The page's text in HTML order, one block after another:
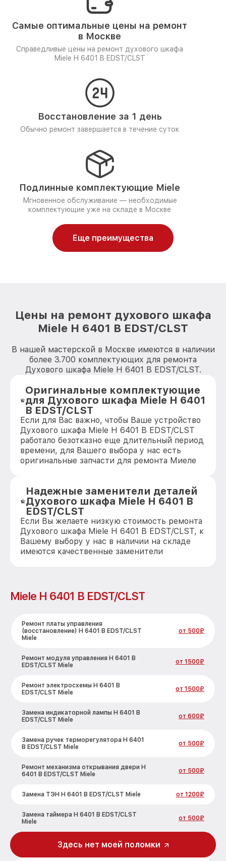
Самые оптимальные цены на ремонт
в Москве
Справедливые цены на ремонт духового шкафа
Miele H 6401 B EDST/CLST
Восстановление за 1 день
Обычно ремонт завершается в течение суток
Подлинные комплектующие Miele
Мгновенное обслуживание — необходимые
комплектующие уже на складе в Москве
Еще преимущества
Цены на ремонт духового шкафа
Miele H 6401 B EDST/CLST
В нашей мастерской в Москве имеются в наличии
более 3.700 комплектующих для ремонта
Духового шкафа Miele H 6401 B EDST/CLST.
Оригинальные комплектующие
для Духового шкафа Miele H 6401
B EDST/CLST
Если для Вас важно, чтобы Ваше устройство
Духового шкафа Miele H 6401 B EDST/CLST
работало безотказно еще длительный период
времени, для Вашего выбора у нас есть
оригинальные запчасти для ремонта Миеле
Надежные заменители деталей
Духового шкафа Miele H 6401 B
EDST/CLST
Если Вы желаете низкую стоимость ремонта
Духового шкафа Miele H 6401 B EDST/CLST, к
Вашему выбору у нас в наличии на складе
имеются качественные заменители
Miele H 6401 B EDST/CLST
Ремонт платы управления
(восстановление) H 6401 B EDST/CLST
Miele
от 500₽
Ремонт модуля управления H 6401 B
EDST/CLST Miele
от 1500₽
Ремонт электросхемы H 6401 B
EDST/CLST Miele
от 1500₽
Замена индикаторной лампы H 6401 B
EDST/CLST Miele
от 600₽
Замена ручек терморегулятора H 6401
B EDST/CLST Miele
от 500₽
Ремонт механизма открывания двери H
6401 B EDST/CLST Miele
от 500₽
Замена ТЭН H 6401 B EDST/CLST Miele от 1200₽
Замена таймера H 6401 B EDST/CLST
Miele
от 500₽
Замена предохранителя H 6401 B
EDST/CLST MieleЗдесь нет моей поломки